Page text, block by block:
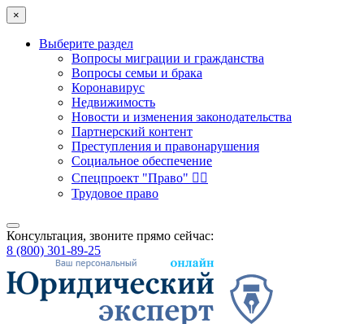
×
Выберите раздел
Вопросы миграции и гражданства
Вопросы семьи и брака
Коронавирус
Недвижимость
Новости и изменения законодательства
Партнерский контент
Преступления и правонарушения
Социальное обеспечение
Спецпроект "Право" 👮‍♂️
Трудовое право
Консультация, звоните прямо сейчас:
8 (800) 301-89-25